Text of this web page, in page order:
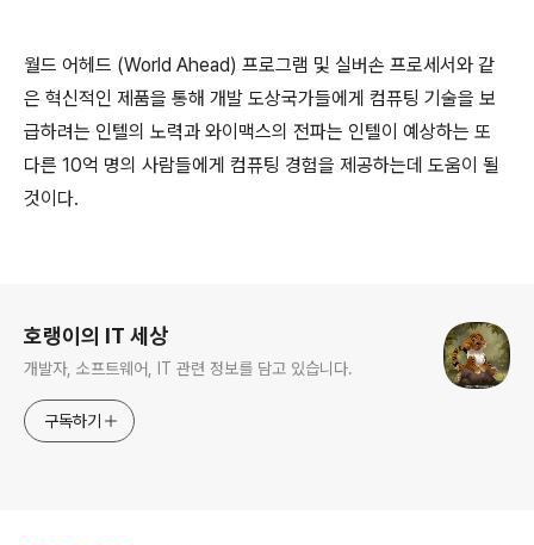
월드 어헤드 (World Ahead) 프로그램 및 실버손 프로세서와 같
은 혁신적인 제품을 통해 개발 도상국가들에게 컴퓨팅 기술을 보
급하려는 인텔의 노력과 와이맥스의 전파는 인텔이 예상하는 또
다른 10억 명의 사람들에게 컴퓨팅 경험을 제공하는데 도움이 될
것이다.
호랭이의 IT 세상
개발자, 소프트웨어, IT 관련 정보를 담고 있습니다.
구독하기